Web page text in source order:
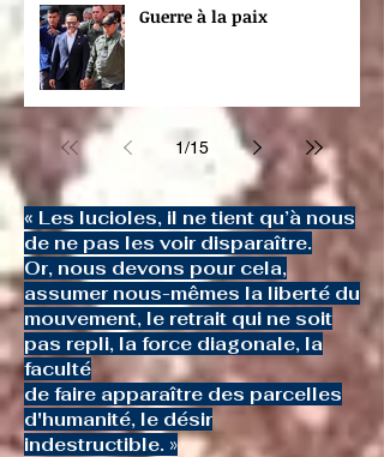
Guerre à la paix
1/15
« Les lucioles, il ne tient qu’à nous
de ne pas les voir disparaître.
Or, nous devons pour cela,
assumer nous-mêmes la liberté du
mouvement, le retrait qui ne soit
pas repli, la force diagonale, la
faculté
de faire apparaître des parcelles
d'humanité, le désir
indestructible. »